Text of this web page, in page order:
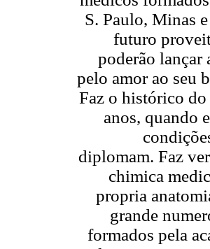
S. Paulo, Minas
futuro
poderão lançar
pelo amor ao seu
Faz o histórico do
anos, quando
diplomam. Faz
chimica
propria
grande
formados pela